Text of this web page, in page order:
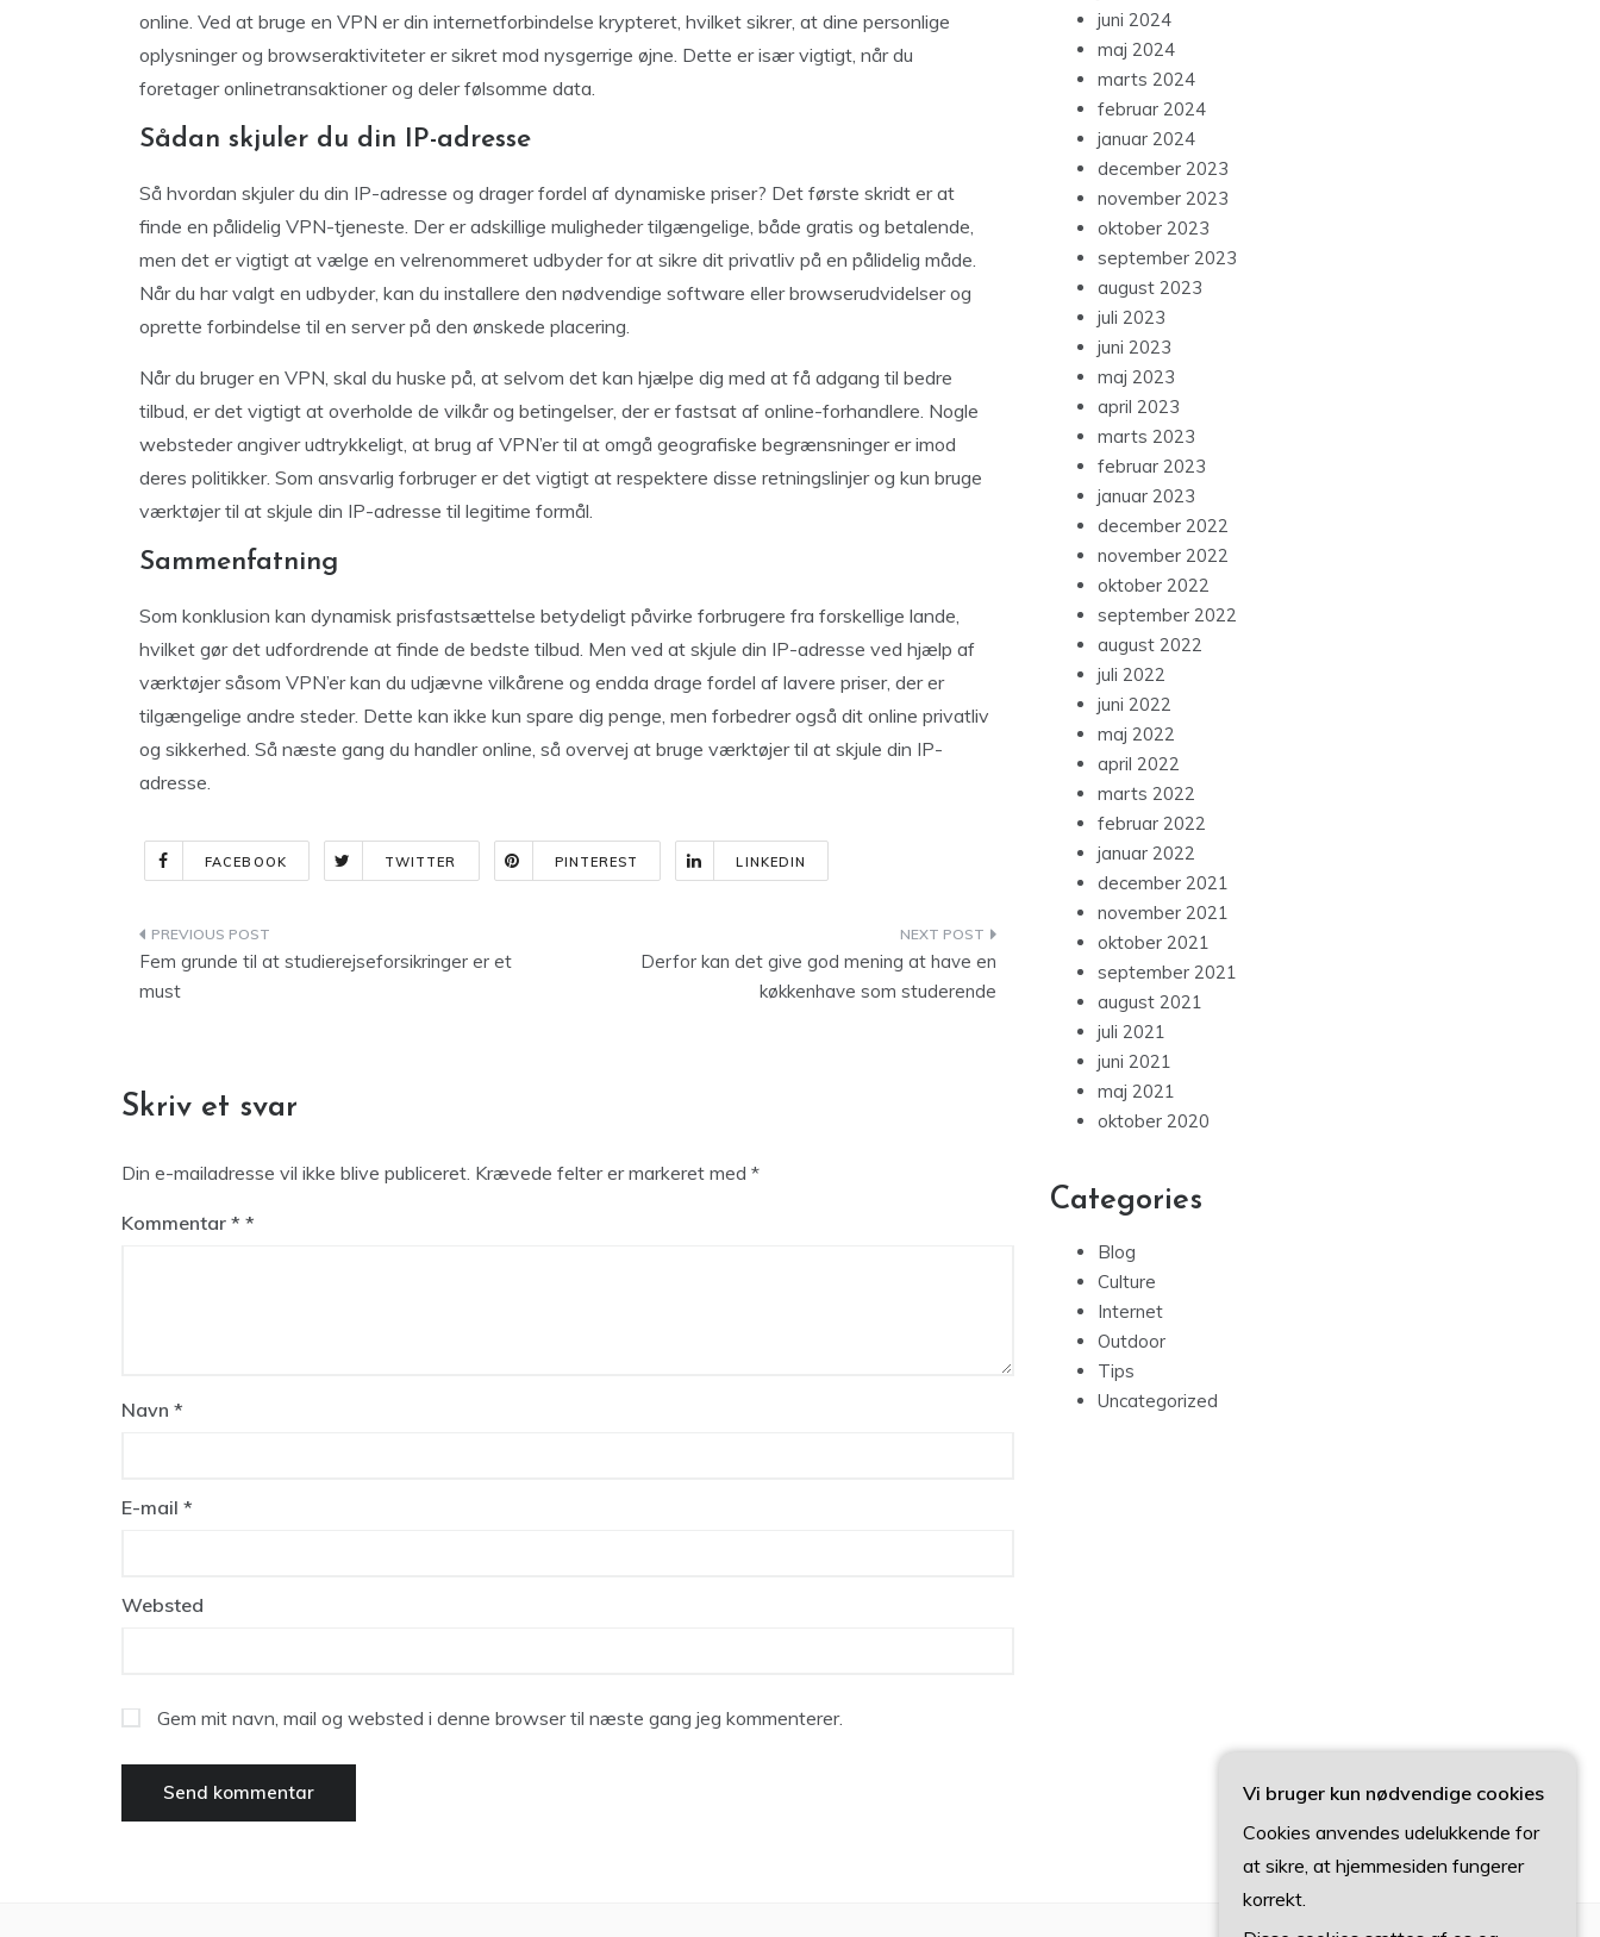
online. Ved at bruge en VPN er din internetforbindelse krypteret, hvilket sikrer, at dine personlige
oplysninger og browseraktiviteter er sikret mod nysgerrige øjne. Dette er især vigtigt, når du
foretager onlinetransaktioner og deler følsomme data.
Sådan skjuler du din IP-adresse
Så hvordan skjuler du din IP-adresse og drager fordel af dynamiske priser? Det første skridt er at
finde en pålidelig VPN-tjeneste. Der er adskillige muligheder tilgængelige, både gratis og betalende,
men det er vigtigt at vælge en velrenommeret udbyder for at sikre dit privatliv på en pålidelig måde.
Når du har valgt en udbyder, kan du installere den nødvendige software eller browserudvidelser og
oprette forbindelse til en server på den ønskede placering.
Når du bruger en VPN, skal du huske på, at selvom det kan hjælpe dig med at få adgang til bedre
tilbud, er det vigtigt at overholde de vilkår og betingelser, der er fastsat af online-forhandlere. Nogle
websteder angiver udtrykkeligt, at brug af VPN’er til at omgå geografiske begrænsninger er imod
deres politikker. Som ansvarlig forbruger er det vigtigt at respektere disse retningslinjer og kun bruge
værktøjer til at skjule din IP-adresse til legitime formål.
Sammenfatning
Som konklusion kan dynamisk prisfastsættelse betydeligt påvirke forbrugere fra forskellige lande,
hvilket gør det udfordrende at finde de bedste tilbud. Men ved at skjule din IP-adresse ved hjælp af
værktøjer såsom VPN’er kan du udjævne vilkårene og endda drage fordel af lavere priser, der er
tilgængelige andre steder. Dette kan ikke kun spare dig penge, men forbedrer også dit online privatliv
og sikkerhed. Så næste gang du handler online, så overvej at bruge værktøjer til at skjule din IP-
adresse.
FACEBOOK TWITTER PINTEREST LINKEDIN
Indlægsnavigation
Fem grunde til at studierejseforsikringer er et
must
Derfor kan det give god mening at have en
køkkenhave som studerende
Skriv et svar
Din e-mailadresse vil ikke blive publiceret. Krævede felter er markeret med *
Kommentar *
Navn *
E-mail *
Websted
Gem mit navn, mail og websted i denne browser til næste gang jeg kommenterer.
juni 2024
maj 2024
marts 2024
februar 2024
januar 2024
december 2023
november 2023
oktober 2023
september 2023
august 2023
juli 2023
juni 2023
maj 2023
april 2023
marts 2023
februar 2023
januar 2023
december 2022
november 2022
oktober 2022
september 2022
august 2022
juli 2022
juni 2022
maj 2022
april 2022
marts 2022
februar 2022
januar 2022
december 2021
november 2021
oktober 2021
september 2021
august 2021
juli 2021
juni 2021
maj 2021
oktober 2020
Categories
Blog
Culture
Internet
Outdoor
Tips
Uncategorized
Vi bruger kun nødvendige cookies
Cookies anvendes udelukkende for
at sikre, at hjemmesiden fungerer
korrekt.